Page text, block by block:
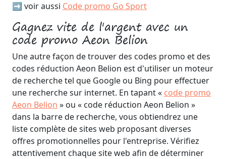
➡️ voir aussi Code promo Go Sport
Gagnez vite de l'argent avec un
code promo Aeon Belion
Une autre façon de trouver des codes promo et des
codes réduction Aeon Belion est d'utiliser un moteur
de recherche tel que Google ou Bing pour effectuer
une recherche sur internet. En tapant « code promo
Aeon Belion » ou « code réduction Aeon Belion »
dans la barre de recherche, vous obtiendrez une
liste complète de sites web proposant diverses
offres promotionnelles pour l'entreprise. Vérifiez
attentivement chaque site web afin de déterminer